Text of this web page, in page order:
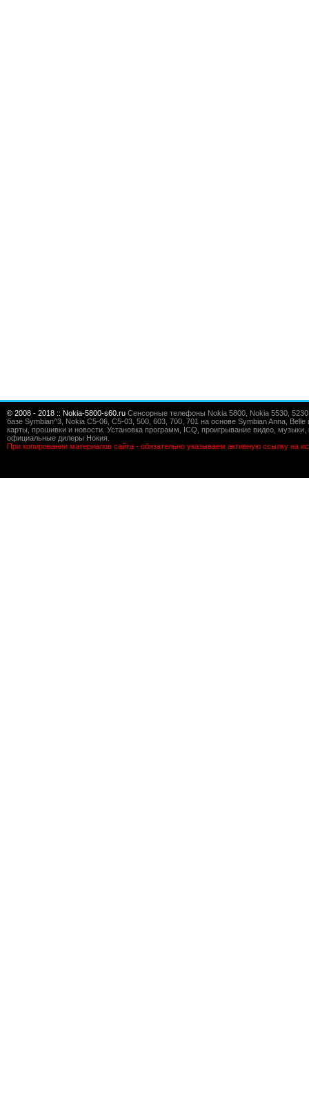
© 2008 - 2018 :: Nokia-5800-s60.ru Сенсорные телефоны Nokia 5800, Nokia 5530,
базе Symbian^3, Nokia C5-06, C5-03, 500, 603, 700, 701 на основе Symbian Anna,
карты, прошивки и новости. Установка программ, ICQ, проигрывание видео,
официальные дилеры Нокия.
При копировании материалов сайта - обязательно указываем активную ссылку на